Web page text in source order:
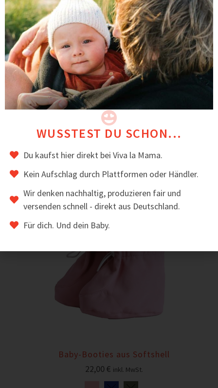
trägst.
Ohne Trageeinsatz hast du eine gemütliche
Freizeitjacke
Eine kuschelige Jacke für den Übergang
Ideal für trockenes Frühlings- und
Herbstwetter
Im Winter auch zum Drunterziehen geeignet
Hochwertig verarbeitet
Original Viva la Mama Herzplakette auf der
Brust
Handgenäht in der EU
Das könnte dir auch gefallen
Baby-Booties aus Softshell
22,00 € inkl. MwSt.
WUSSTEST DU SCHON...
Du kaufst hier direkt bei Viva la Mama.
Kein Aufschlag durch Plattformen oder Händler.
Wir denken nachhaltig, produzieren fair und
versenden schnell - direkt aus Deutschland.
Für dich. Und dein Baby.